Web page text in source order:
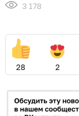
3 178
28 2